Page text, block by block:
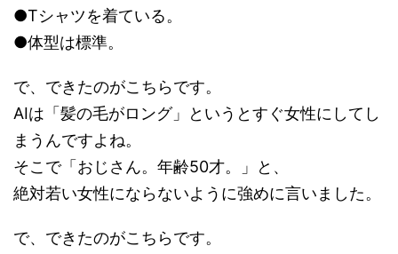
●Tシャツを着ている。
●体型は標準。
で、できたのがこちらです。
AIは「髪の毛がロング」というとすぐ女性にしてし
まうんですよね。
そこで「おじさん。年齢50才。」と、
絶対若い女性にならないように強めに言いました。
で、できたのがこちらです。